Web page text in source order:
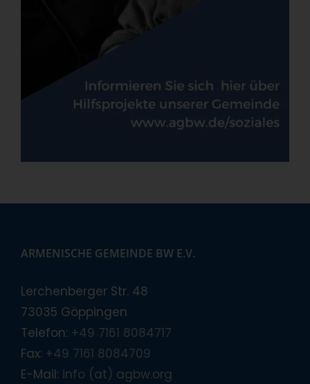
ARMENISCHE GEMEINDE BW E.V.
Lerchenberger Str. 48
73035 Göppingen
Telefon: +49 7161 8084717
Fax: +49 7161 8084709
E-Mail: info (at) agbw.org